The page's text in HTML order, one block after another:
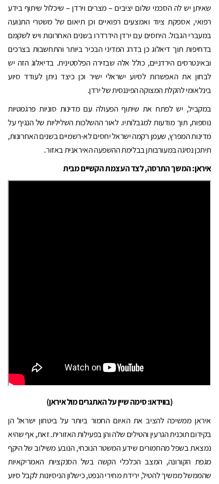
שאיתן יש לה הסכמי שלום יציבים – מצרים וירדן – שיכלול שיתוף בידע
רפואי, אספקת ציוד ואמצעים רפואיים וכן תיאום של משטרי התנועה
במעברי הגבול. היחסים עם ירדן הידרדרו בשנים האחרונות ויש לשקמם
בדחיפות תוך דיאלוג כן בדרג המדיני הבכיר ביותר והתחשבות בצרכים
ובאינטרסים הירדניים, כולל אלה שבזירה הפלסטינית. בדיאלוג הזה יש
לבחון את האפשרות לסיוע ישראלי ישיר וכן כיצד ניתן לעודד סיוע
בינלאומי להקלת המצוקה הפיננסית של ירדן.
במקביל, יש לפתח את שיתוף הפעולה עם מדינות סוניות פרגמטיות
נוספות, תוך מודעות למגבלותיו. לאור ההשלכות השליליות של הנגיף על
מדינות המפרץ, שעמן רקמה ישראל יחסים לא-רשמיים בשנים האחרונות,
תיתכן נסיגה במעורבותן בבלימת ההשפעה האיראנית באזור.
איראן: המשך התרסה, לצד העצמת הקשיים מבית
(בווידאו: סימה שיין על האתגרים מול איראן)
איראן ממשיכה להציב את האיום החמור ביותר על ביטחון ישראל הן
בקידום תוכנית הגרעין והטילים שלה והן בפעילות האזורית. זאת, אף שהיא
נמצאת בשפל מהחמורים שידע המשטר הנוכחי, הנובע משילוב של היקף
מגפת הקורונה, המצב הכלכלי הקשה בשל הסנקציות האמריקאיות
שהממשל ממשיך להטיל, ירידת מחירי הנפט, כישלון הניסיונות לקבל סיוע